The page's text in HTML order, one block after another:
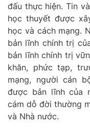
đấu thực hiện. Tin
học thuyết được
học và cách mạng.
bản lĩnh chính trị
bản lĩnh chính trị
khăn, phức tạp,
mạng, người cán
được bản lĩnhcủa
cám dỗ đời thường
và Nhà nước.